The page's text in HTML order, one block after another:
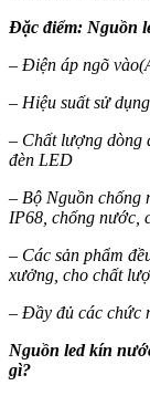
Đặc điểm: Nguồn
– Điện áp ngõ
– Hiệu suất sử
– Chất lượng dòng
đèn LED
– Bộ Nguồn chống
IP68, chống nước,
– Các sản phẩm
xưởng, cho chất
– Đầy đủ các chức
Nguồn led kín
gì?